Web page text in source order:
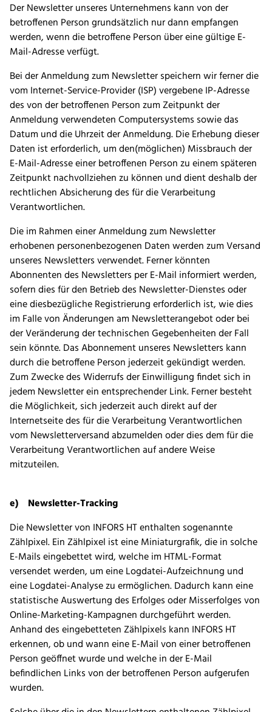
Der Newsletter unseres Unternehmens kann von der
betroffenen Person grundsätzlich nur dann empfangen
werden, wenn die betroffene Person über eine gültige E-
Mail-Adresse verfügt.
Bei der Anmeldung zum Newsletter speichern wir ferner die
vom Internet-Service-Provider (ISP) vergebene IP-Adresse
des von der betroffenen Person zum Zeitpunkt der
Anmeldung verwendeten Computersystems sowie das
Datum und die Uhrzeit der Anmeldung. Die Erhebung dieser
Daten ist erforderlich, um den(möglichen) Missbrauch der
E-Mail-Adresse einer betroffenen Person zu einem späteren
Zeitpunkt nachvollziehen zu können und dient deshalb der
rechtlichen Absicherung des für die Verarbeitung
Verantwortlichen.
Die im Rahmen einer Anmeldung zum Newsletter
erhobenen personenbezogenen Daten werden zum Versand
unseres Newsletters verwendet. Ferner könnten
Abonnenten des Newsletters per E-Mail informiert werden,
sofern dies für den Betrieb des Newsletter-Dienstes oder
eine diesbezügliche Registrierung erforderlich ist, wie dies
im Falle von Änderungen am Newsletterangebot oder bei
der Veränderung der technischen Gegebenheiten der Fall
sein könnte. Das Abonnement unseres Newsletters kann
durch die betroffene Person jederzeit gekündigt werden.
Zum Zwecke des Widerrufs der Einwilligung findet sich in
jedem Newsletter ein entsprechender Link. Ferner besteht
die Möglichkeit, sich jederzeit auch direkt auf der
Internetseite des für die Verarbeitung Verantwortlichen
vom Newsletterversand abzumelden oder dies dem für die
Verarbeitung Verantwortlichen auf andere Weise
mitzuteilen.
e) Newsletter-Tracking
Die Newsletter von INFORS HT enthalten sogenannte
Zählpixel. Ein Zählpixel ist eine Miniaturgrafik, die in solche
E-Mails eingebettet wird, welche im HTML-Format
versendet werden, um eine Logdatei-Aufzeichnung und
eine Logdatei-Analyse zu ermöglichen. Dadurch kann eine
statistische Auswertung des Erfolges oder Misserfolges von
Online-Marketing-Kampagnen durchgeführt werden.
Anhand des eingebetteten Zählpixels kann INFORS HT
erkennen, ob und wann eine E-Mail von einer betroffenen
Person geöffnet wurde und welche in der E-Mail
befindlichen Links von der betroffenen Person aufgerufen
wurden.